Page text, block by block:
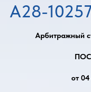
А28-
Арбитражный
от 04